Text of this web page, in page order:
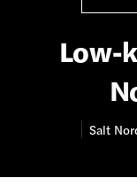
Low-
Salt